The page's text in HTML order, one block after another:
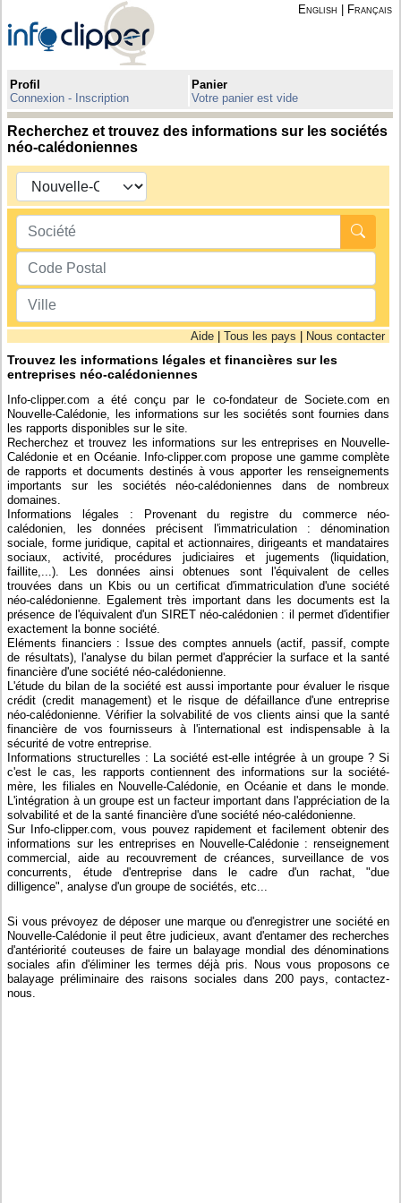
English Français
Profil
Connexion - Inscription
Panier
Votre panier est vide
Recherchez et trouvez des informations sur les sociétés
néo-calédoniennes
Aide |Tous les pays | Nous contacter
Trouvez les informations légales et financières sur les
entreprises néo-calédoniennes
Info-clipper.com a été conçu par le co-fondateur de Societe.com en
Nouvelle-Calédonie, les informations sur les sociétés sont fournies dans
les rapports disponibles sur le site.
Recherchez et trouvez les informations sur les entreprises en Nouvelle-
Calédonie et en Océanie. Info-clipper.com propose une gamme complète
de rapports et documents destinés à vous apporter les renseignements
importants sur les sociétés néo-calédoniennes dans de nombreux
domaines.
Informations légales : Provenant du registre du commerce néo-
calédonien, les données précisent l'immatriculation : dénomination
sociale, forme juridique, capital et actionnaires, dirigeants et mandataires
sociaux, activité, procédures judiciaires et jugements (liquidation,
faillite,...). Les données ainsi obtenues sont l'équivalent de celles
trouvées dans un Kbis ou un certificat d'immatriculation d'une société
néo-calédonienne. Egalement très important dans les documents est la
présence de l'équivalent d'un SIRET néo-calédonien : il permet d'identifier
exactement la bonne société.
Eléments financiers : Issue des comptes annuels (actif, passif, compte
de résultats), l'analyse du bilan permet d'apprécier la surface et la santé
financière d'une société néo-calédonienne.
L'étude du bilan de la société est aussi importante pour évaluer le risque
crédit (credit management) et le risque de défaillance d'une entreprise
néo-calédonienne. Vérifier la solvabilité de vos clients ainsi que la santé
financière de vos fournisseurs à l'international est indispensable à la
sécurité de votre entreprise.
Informations structurelles : La société est-elle intégrée à un groupe ? Si
c'est le cas, les rapports contiennent des informations sur la société-
mère, les filiales en Nouvelle-Calédonie, en Océanie et dans le monde.
L'intégration à un groupe est un facteur important dans l'appréciation de la
solvabilité et de la santé financière d'une société néo-calédonienne.
Sur Info-clipper.com, vous pouvez rapidement et facilement obtenir des
informations sur les entreprises en Nouvelle-Calédonie : renseignement
commercial, aide au recouvrement de créances, surveillance de vos
concurrents, étude d'entreprise dans le cadre d'un rachat, "due
dilligence", analyse d'un groupe de sociétés, etc...
Si vous prévoyez de déposer une marque ou d'enregistrer une société en
Nouvelle-Calédonie il peut être judicieux, avant d'entamer des recherches
d'antériorité couteuses de faire un balayage mondial des dénominations
sociales afin d'éliminer les termes déjà pris. Nous vous proposons ce
balayage préliminaire des raisons sociales dans 200 pays, contactez-
nous.